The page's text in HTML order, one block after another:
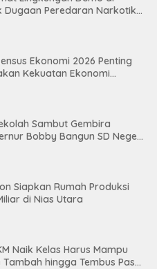
Dugaan Peredaran Narkotika
Ekonomi 2026 Penting
Kekuatan Ekonomi
Sambut Gembira
Bobby Bangun SD Negeri
Siapkan Rumah Produksi
di Nias Utara
Naik Kelas Harus Mampu
hingga Tembus Pasar